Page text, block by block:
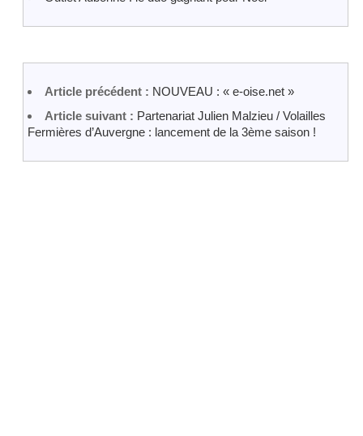
Article précédent : NOUVEAU : « e-oise.net »
Article suivant : Partenariat Julien Malzieu / Volailles
Fermières d’Auvergne : lancement de la 3ème saison !